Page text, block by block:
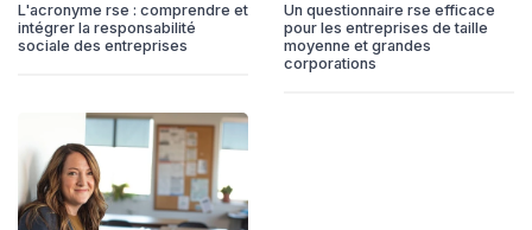
L'acronyme rse : comprendre et
intégrer la responsabilité
sociale des entreprises
Un questionnaire rse efficace
pour les entreprises de taille
moyenne et grandes
corporations